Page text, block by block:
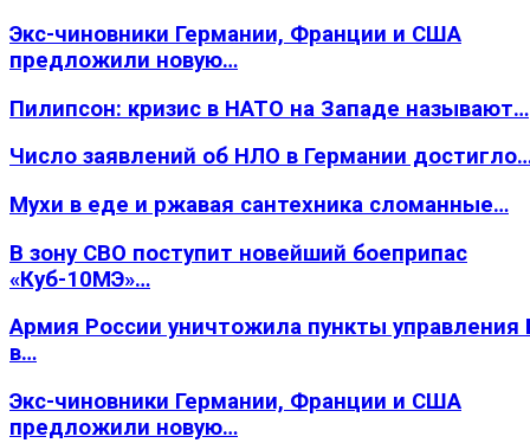
Экс-чиновники Германии, Франции и США
предложили новую…
Пилипсон: кризис в НАТО на Западе называют…
Число заявлений об НЛО в Германии
Мухи в еде и ржавая сантехника сломанные…
В зону СВО поступит новейший боеприпас
«Куб-10МЭ»…
Армия России уничтожила пункты
в…
Экс-чиновники Германии, Франции и США
предложили новую…